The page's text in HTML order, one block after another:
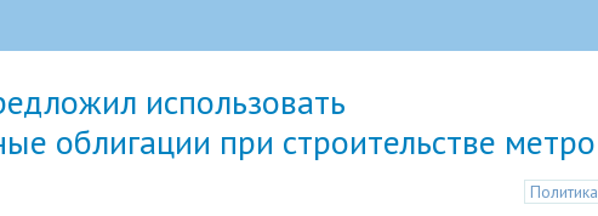
использовать
облигации при строительстве метро
Политика